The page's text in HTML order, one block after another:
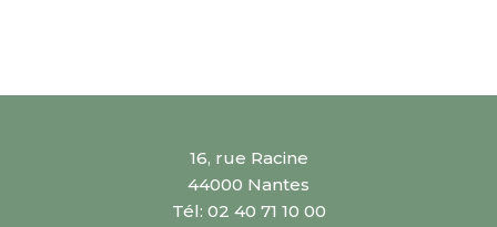
16, rue Racine
44000 Nantes
Tél: 02 40 71 10 00